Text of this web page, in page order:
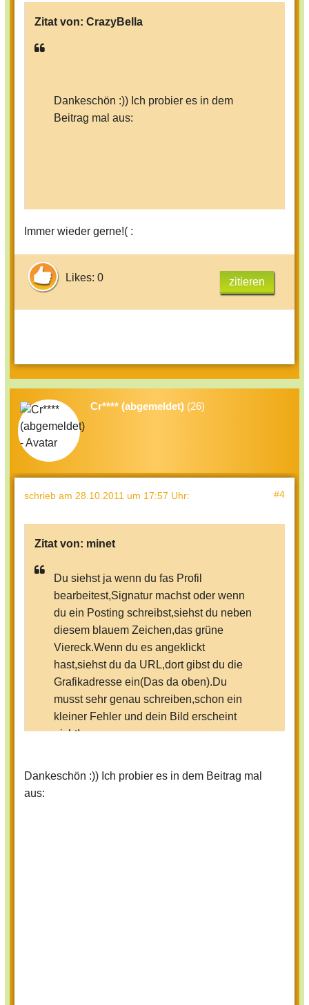
Zitat von: CrazyBella
Dankeschön :)) Ich probier es in dem
Beitrag mal aus:
Es funktioniert *grins* Riesiges
Dankeschön!!!
Immer wieder gerne!( :
Likes: 0 zitieren
Cr**** (abgemeldet) (26)
schrieb am 28.10.2011 um 17:57 Uhr: #4
Zitat von: minet
Du siehst ja wenn du fas Profil
bearbeitest,Signatur machst oder wenn
du ein Posting schreibst,siehst du neben
diesem blauem Zeichen,das grüne
Viereck.Wenn du es angeklickt
hast,siehst du da URL,dort gibst du die
Grafikadresse ein(Das da oben).Du
musst sehr genau schreiben,schon ein
kleiner Fehler und dein Bild erscheint
nicht!
1.Du gehst auf GoogleBildersuche und
Dankeschön :)) Ich probier es in dem Beitrag mal
aus: